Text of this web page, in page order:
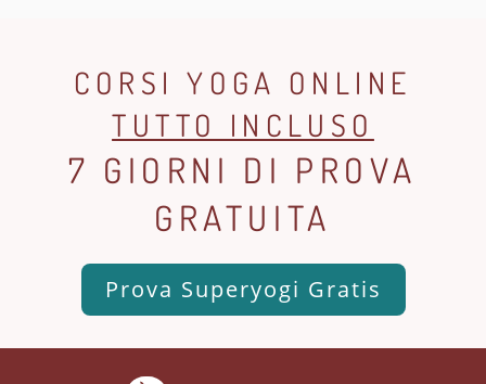
CORSI YOGA ONLINE
TUTTO INCLUSO
7 GIORNI DI PROVA
GRATUITA
Prova Superyogi Gratis